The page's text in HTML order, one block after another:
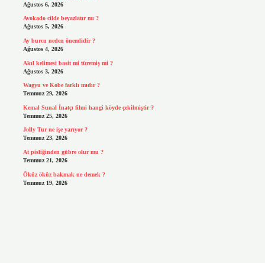
Ağustos 6, 2026
Avokado cilde beyazlatır mı ?
Ağustos 5, 2026
Ay burcu neden önemlidir ?
Ağustos 4, 2026
Akıl kelimesi basit mi türemiş mi ?
Ağustos 3, 2026
Wagyu ve Kobe farklı mıdır ?
Temmuz 29, 2026
Kemal Sunal İnatçı filmi hangi köyde çekilmiştir ?
Temmuz 25, 2026
Jolly Tur ne işe yarıyor ?
Temmuz 23, 2026
At pisliğinden gübre olur mu ?
Temmuz 21, 2026
Öküz öküz bakmak ne demek ?
Temmuz 19, 2026